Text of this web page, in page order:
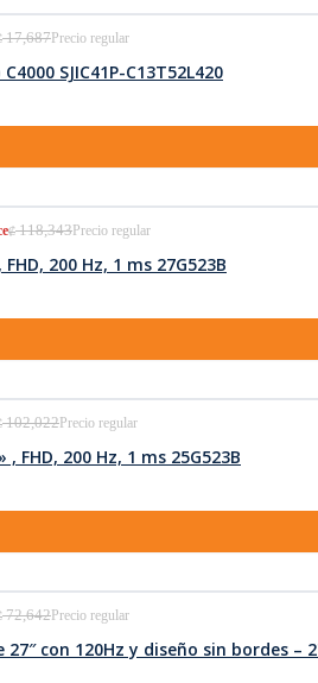
17,687
SJIC41P-C13T52L420
₡118,343
200 Hz, 1 ms 27G523B
102,022
FHD, 200 Hz, 1 ms 25G523B
72,642
27″ con 120Hz y diseño sin bordes –